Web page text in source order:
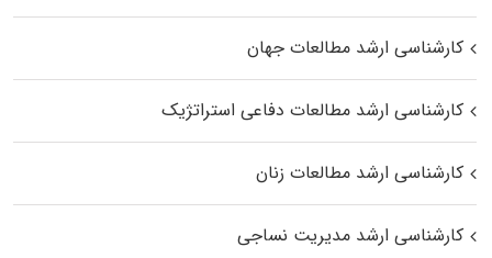
کارشناسی ارشد مطالعات جهان
کارشناسی ارشد مطالعات دفاعی استراتژیک
کارشناسی ارشد مطالعات زنان
کارشناسی ارشد مدیریت نساجی